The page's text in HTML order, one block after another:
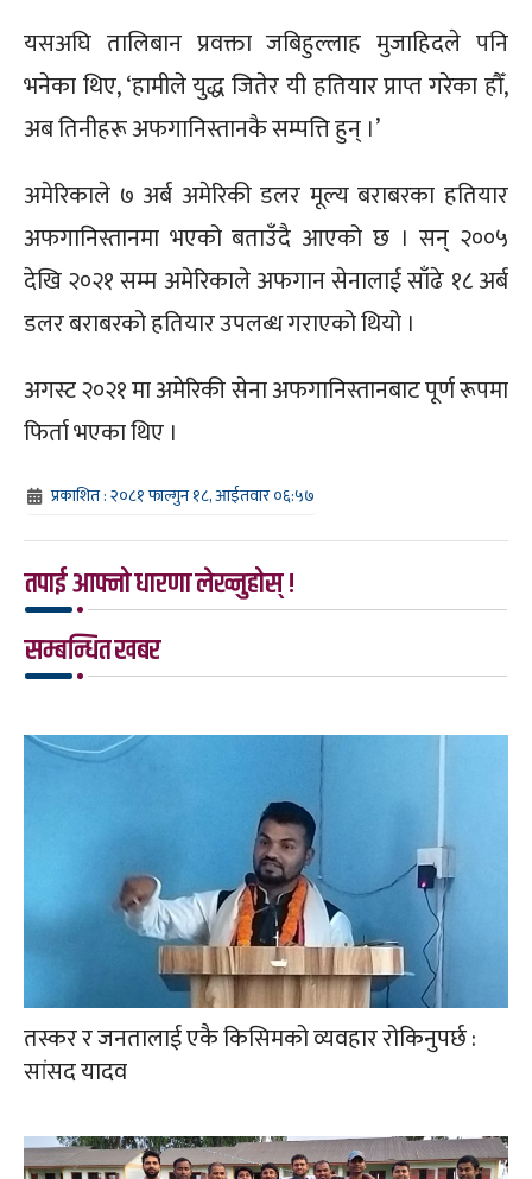
यसअघि तालिबान प्रवक्ता जबिहुल्लाह मुजाहिदले पनि
भनेका थिए, ‘हामीले युद्ध जितेर यी हतियार प्राप्त गरेका हौँ,
अब तिनीहरू अफगानिस्तानकै सम्पत्ति हुन् ।’
अमेरिकाले ७ अर्ब अमेरिकी डलर मूल्य बराबरका हतियार
अफगानिस्तानमा भएको बताउँदै आएको छ । सन् २००५
देखि २०२१ सम्म अमेरिकाले अफगान सेनालाई साँढे १८ अर्ब
डलर बराबरको हतियार उपलब्ध गराएको थियो ।
अगस्ट २०२१ मा अमेरिकी सेना अफगानिस्तानबाट पूर्ण रूपमा
फिर्ता भएका थिए ।
प्रकाशित : २०८१ फाल्गुन १८, आईतवार ०६:५७
तपाई आफ्नो धारणा लेख्नुहोस् !
सम्बन्धित खबर
तस्कर र जनतालाई एकै किसिमको व्यवहार रोकिनुपर्छ :
सांसद यादव